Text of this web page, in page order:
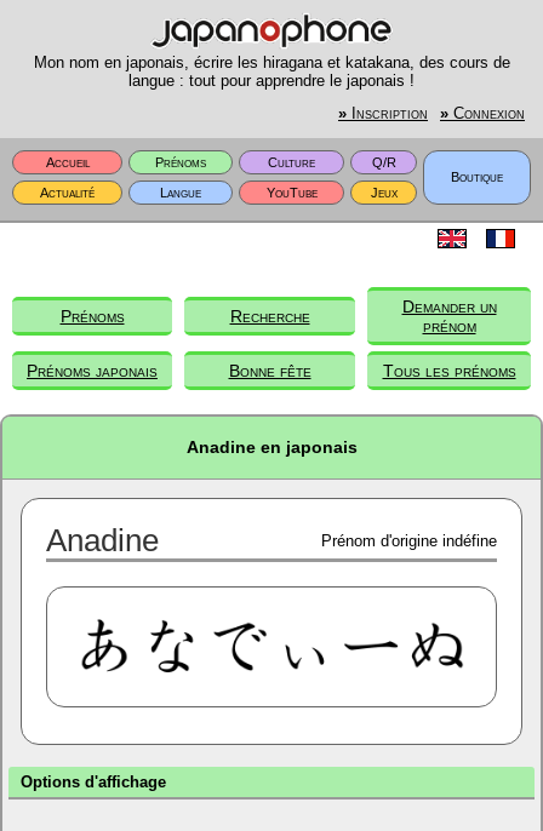
Mon nom en japonais, écrire les hiragana et katakana, des cours de
langue : tout pour apprendre le japonais !
» Inscription » Connexion
Accueil Prénoms Culture
Q/R
Boutique
Actualité
Langue YouTube Jeux
Prénoms Recherche
Demander un
prénom
Prénoms japonais Bonne fête Tous les prénoms
Anadine en japonais
Anadine Prénom d'origine indéfine
Options d'affichage